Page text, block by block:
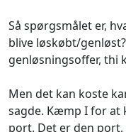
Så spørgsmålet er,
blive løskøbt/
genløsningsoffer, thi
Men det kan koste
sagde. Kæmp I for at
port. Det er den